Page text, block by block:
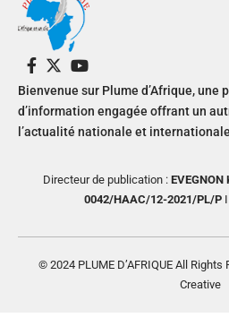
Bienvenue sur Plume d’Afrique, une
d’information engagée offrant un
l’actualité nationale et
Directeur de publication : EVEGNON
0042/HAAC/12-2021/PL/PI
© 2024 PLUME D’AFRIQUE All
Creative